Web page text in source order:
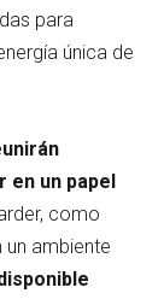
para
única de
en un papel
como
ambiente